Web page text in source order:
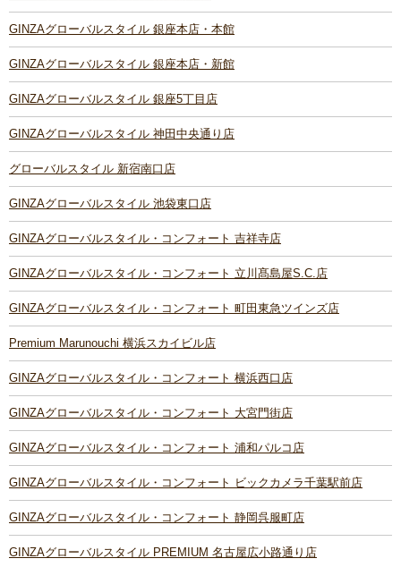
GINZAグローバルスタイル 銀座本店・本館
GINZAグローバルスタイル 銀座本店・新館
GINZAグローバルスタイル 銀座5丁目店
GINZAグローバルスタイル 神田中央通り店
グローバルスタイル 新宿南口店
GINZAグローバルスタイル 池袋東口店
GINZAグローバルスタイル・コンフォート 吉祥寺店
GINZAグローバルスタイル・コンフォート 立川髙島屋S.C.店
GINZAグローバルスタイル・コンフォート 町田東急ツインズ店
Premium Marunouchi 横浜スカイビル店
GINZAグローバルスタイル・コンフォート 横浜西口店
GINZAグローバルスタイル・コンフォート 大宮門街店
GINZAグローバルスタイル・コンフォート 浦和パルコ店
GINZAグローバルスタイル・コンフォート ビックカメラ千葉駅前店
GINZAグローバルスタイル・コンフォート 静岡呉服町店
GINZAグローバルスタイル PREMIUM 名古屋広小路通り店